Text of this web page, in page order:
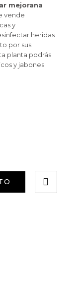
mejorana
vende
y
heridas
por sus
planta podrás
y jabones